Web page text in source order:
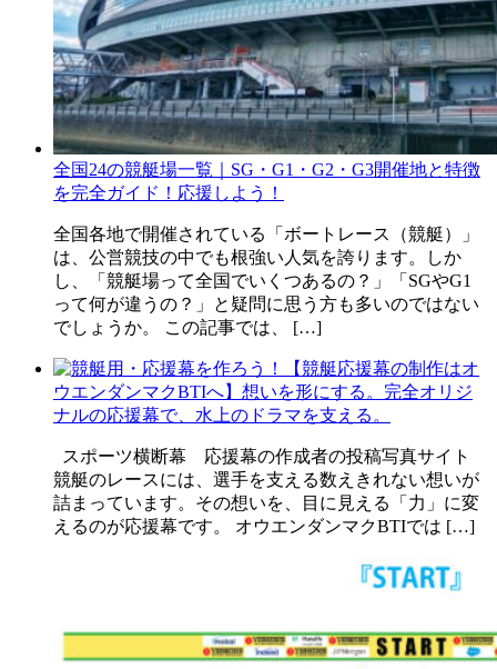
全国24の競艇場一覧｜SG・G1・G2・G3開催地と特徴
を完全ガイド！応援しよう！
全国各地で開催されている「ボートレース（競艇）」
は、公営競技の中でも根強い人気を誇ります。しか
し、「競艇場って全国でいくつあるの？」「SGやG1
って何が違うの？」と疑問に思う方も多いのではない
でしょうか。 この記事では、 […]
【競艇応援幕の制作はオ
ウエンダンマクBTIへ】想いを形にする。完全オリジ
ナルの応援幕で、水上のドラマを支える。
スポーツ横断幕 応援幕の作成者の投稿写真サイト
競艇のレースには、選手を支える数えきれない想いが
詰まっています。その想いを、目に見える「力」に変
えるのが応援幕です。 オウエンダンマクBTIでは […]